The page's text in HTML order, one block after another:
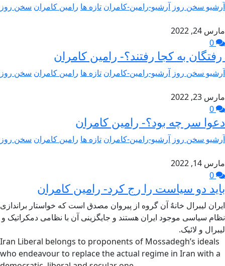
آرشیو سخن روز آرشیو-رامین-کامران تازه ها رامین کامران سخن روز
مارس 24, 2022
رفتگان به کجا رفتند؟- رامین کامران
آرشیو سخن روز آرشیو-رامین-کامران تازه ها رامین کامران سخن روز
مارس 23, 2022
دعوا سر چه بود؟- رامین کامران
آرشیو سخن روز آرشیو-رامین-کامران تازه ها رامین کامران سخن روز
مارس 14, 2022
باید دو سیاست را رج کرد- رامین کامران
ایران لیبرال خانهٌ آن گروه از پیروان مصدق است که خواستار براندازی
نظام سیاسی موجود ایران هستند و جایگزینی آن با نظامی دمکراتیک و
لیبرال و لائیک.
Iran Liberal belongs to proponents of Mossadegh’s ideals
who endeavour to replace the actual regime in Iran with a